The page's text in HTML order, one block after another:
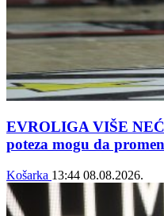
EVROLIGA VIŠE
poteza mogu da
Košarka 13:44 08.08.2026.